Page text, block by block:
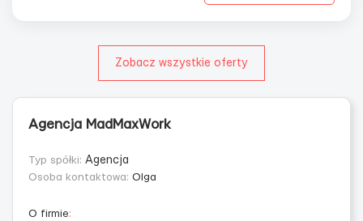
Zobacz wszystkie oferty
Agencja MadMaxWork
Typ spółki: Agencja
Osoba kontaktowa: Olga
O firmie: